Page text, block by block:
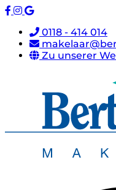
0118 - 414 014
Zu unserer